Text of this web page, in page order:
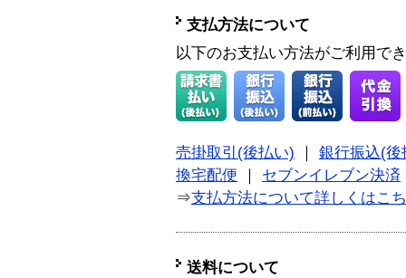
支払方法について
以下のお支払い方法がご利用で
売掛取引(後払い)
銀行振込(後
換宅配便
セブンイレブン決済
⇒支払方法について詳しくはこ
送料について